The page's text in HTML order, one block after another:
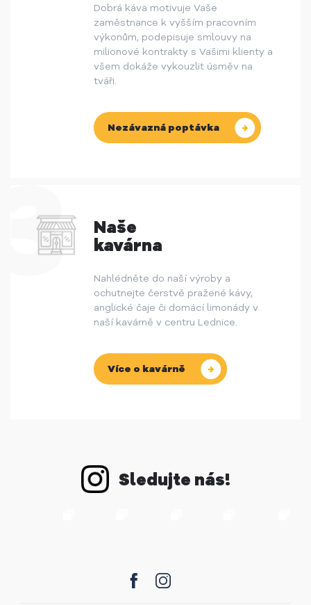
Dobrá káva motivuje Vaše
zaměstnance k vyšším pracovním
výkonům, podepisuje smlouvy na
milionové kontrakty s Vašimi klienty a
všem dokáže vykouzlit úsměv na
tváři.
Nezávazná poptávka
Naše
kavárna
Nahlédněte do naší výroby a
ochutnejte čerstvě pražené kávy,
anglické čaje či domácí limonády v
naší kavárně v centru Lednice.
Více o kavárně
Sledujte nás!